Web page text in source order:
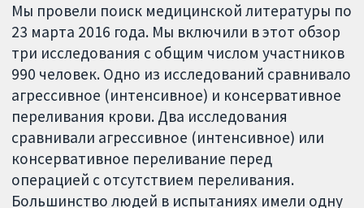
Мы провели поиск медицинской литературы по
23 марта 2016 года. Мы включили в этот обзор
три исследования с общим числом участников
990 человек. Одно из исследований сравнивало
агрессивное (интенсивное) и консервативное
переливания крови. Два исследования
сравнивали агрессивное (интенсивное) или
консервативное переливание перед
операцией с отсутствием переливания.
Большинство людей в испытаниях имели одну